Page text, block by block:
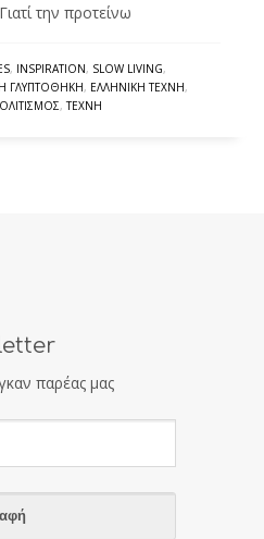
την προτείνω
, INSPIRATION, SLOW LIVING,
ΓΛΥΠΤΟΘΉΚΗ, ΕΛΛΗΝΙΚΉ ΤΈΧΝΗ,
,ΤΈΧΝΗ
παρέας μας